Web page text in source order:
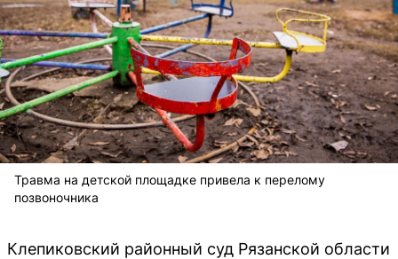
Травма на детской площадке привела к перелому
позвоночника
Клепиковский районный суд Рязанской области